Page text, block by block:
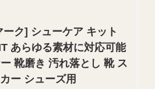
ーク] シューケア キット
あらゆる素材に対応可能
靴磨き 汚れ落とし 靴 ス
ー シューズ用